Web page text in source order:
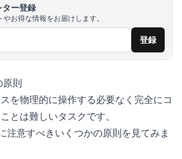
ター登録
やお得な情報をお届けします。
登録
原則
を物理的に操作する必要なく完全にコ
とは難しいタスクです。
注意すべきいくつかの原則を見てみま